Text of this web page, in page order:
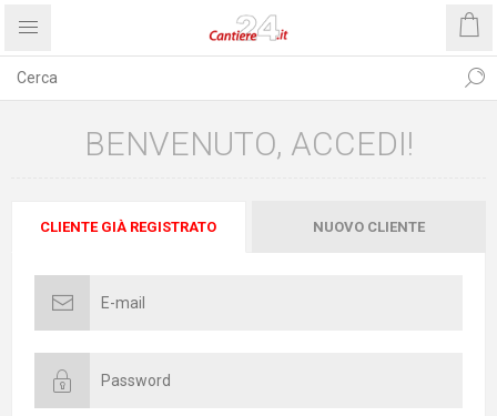
BENVENUTO, ACCEDI!
CLIENTE GIÀ REGISTRATO NUOVO CLIENTE